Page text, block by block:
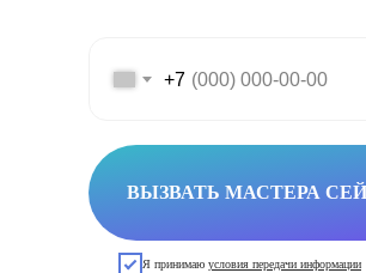
+7
ВЫЗВАТЬ МАСТЕРА
Я принимаю условия передачи информации